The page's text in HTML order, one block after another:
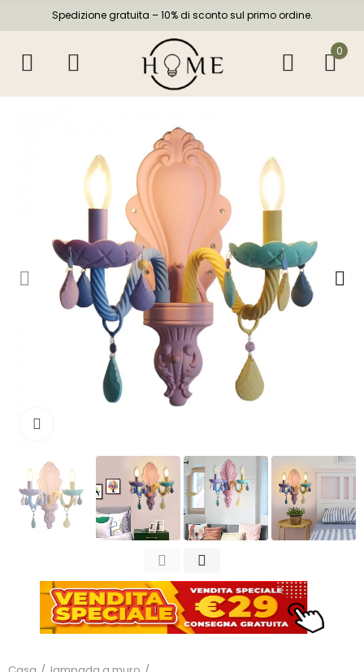
Spedizione gratuita – 10% di sconto sul primo ordine.
0